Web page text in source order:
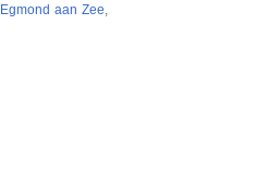
Egmond aan Zee